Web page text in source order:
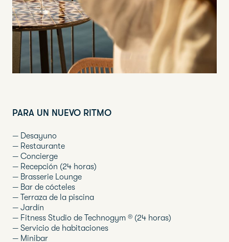
PARA UN NUEVO RITMO
— Desayuno
— Restaurante
— Concierge
— Recepción (24 horas)
— Brasserie Lounge
— Bar de cócteles
— Terraza de la piscina
— Jardín
— Fitness Studio de Technogym ® (24 horas)
— Servicio de habitaciones
— Minibar